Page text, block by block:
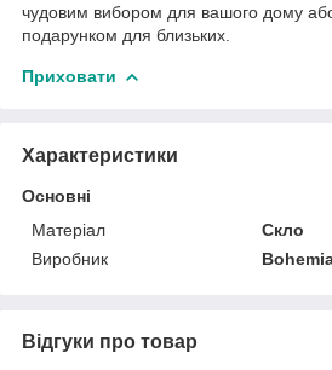
чудовим вибором для вашого дому
подарунком для близьких.
Приховати
Характеристики
Основні
Матеріал
Скло
Виробник
Відгуки про товар